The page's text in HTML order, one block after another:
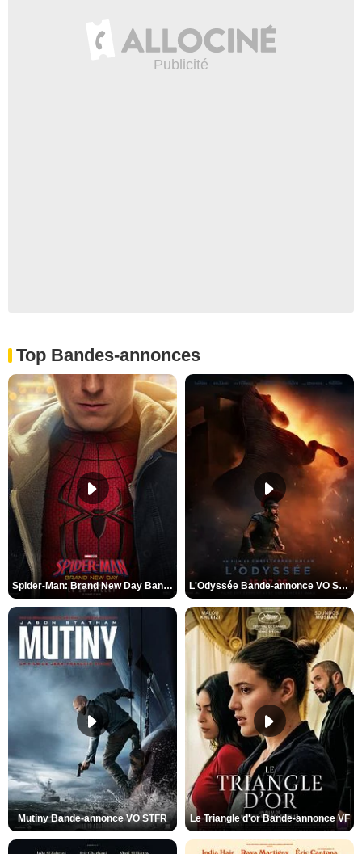
Top Bandes-annonces
Spider-Man: Brand New Day Bande-annonce VO STFR L'Odyssée Bande-annonce VO STFR
Mutiny Bande-annonce VO STFR Le Triangle d'or Bande-annonce VF